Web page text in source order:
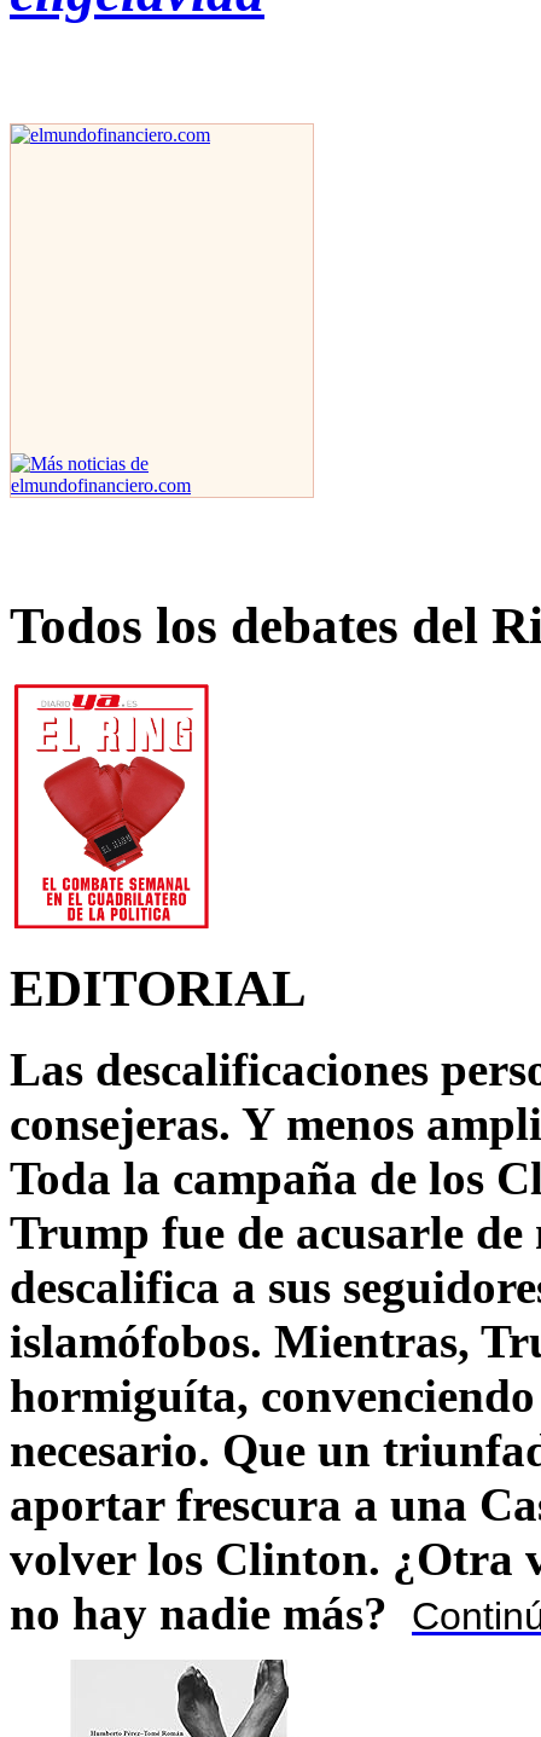
Todos los debates del
EDITORIAL
Las descalificaciones
consejeras. Y menos
Toda la campaña de los
Trump fue de acusarle
descalifica a sus
islamófobos. Mientras,
hormiguíta,
necesario. Que un
aportar frescura a una
volver los Clinton. ¿Otra
no hay nadie más?